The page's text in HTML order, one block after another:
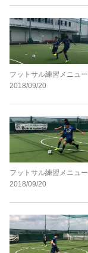
フットサル練習メニュー
2018/09/20
フットサル練習メニュー
2018/09/20